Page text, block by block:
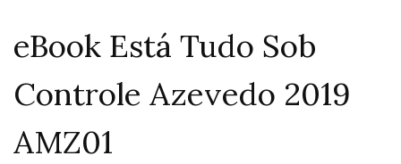
eBook Está Tudo Sob
Controle Azevedo 2019
AMZ01